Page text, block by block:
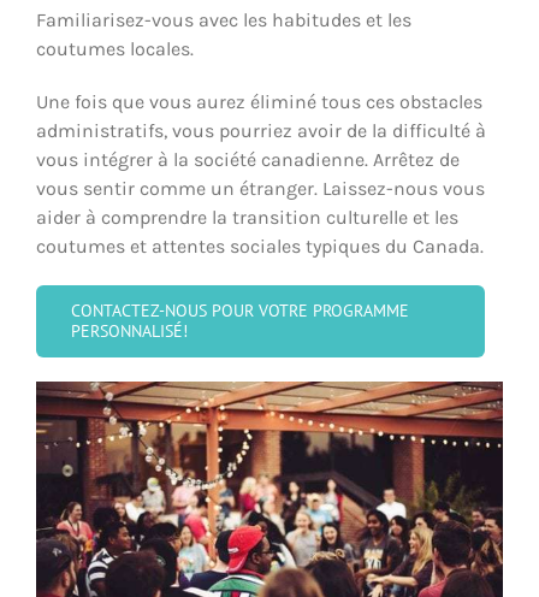
Familiarisez-vous avec les habitudes et les
coutumes locales.
Une fois que vous aurez éliminé tous ces obstacles
administratifs, vous pourriez avoir de la difficulté à
vous intégrer à la société canadienne. Arrêtez de
vous sentir comme un étranger. Laissez-nous vous
aider à comprendre la transition culturelle et les
coutumes et attentes sociales typiques du Canada.
CONTACTEZ-NOUS POUR VOTRE PROGRAMME
PERSONNALISÉ!